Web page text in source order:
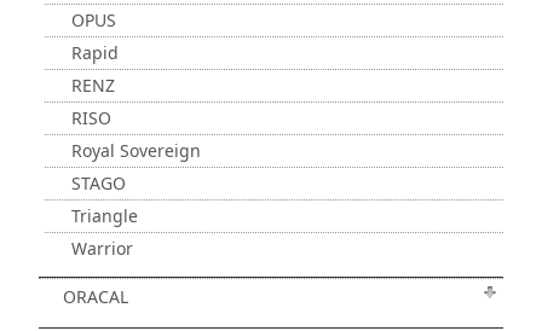
OPUS
Rapid
RENZ
RISO
Royal Sovereign
STAGO
Triangle
Warrior
ORACAL